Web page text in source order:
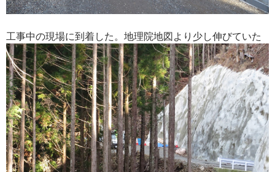
工事中の現場に到着した。地理院地図より少し伸びていた